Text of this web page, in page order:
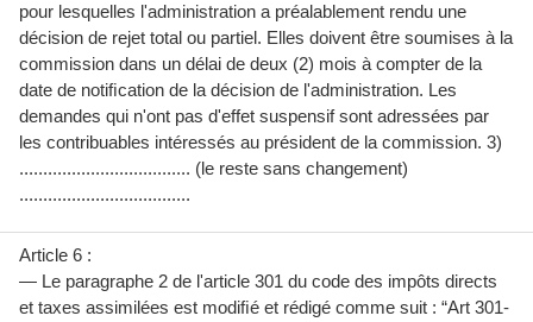
pour lesquelles l'administration a préalablement rendu une
décision de rejet total ou partiel. Elles doivent être soumises à la
commission dans un délai de deux (2) mois à compter de la
date de notiﬁcation de la décision de l'administration. Les
demandes qui n'ont pas d'effet suspensif sont adressées par
les contribuables intéressés au président de la commission. 3)
.................................... (le reste sans changement)
....................................
Article 6 :
— Le paragraphe 2 de l'article 301 du code des impôts directs
et taxes assimilées est modiﬁé et rédigé comme suit : “Art 301-